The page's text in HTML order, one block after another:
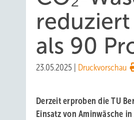
als 90
23.05.2025 Druckvorschau
Derzeit erproben die TU
Einsatz von Aminwäsche